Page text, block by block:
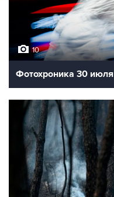
10
Фотохроника 30 июля